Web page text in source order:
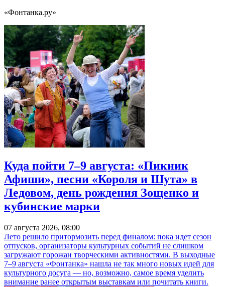
«Фонтанка.ру»
Куда пойти 7–9 августа: «Пикник
Афиши», песни «Короля и Шута» в
Ледовом, день рождения Зощенко и
кубинские марки
07 августа 2026, 08:00
Лето решило притормозить перед финалом: пока идет сезон
отпусков, организаторы культурных событий не слишком
загружают горожан творческими активностями. В выходные
7–9 августа «Фонтанка» нашла не так много новых идей для
культурного досуга — но, возможно, самое время уделить
внимание ранее открытым выставкам или почитать книги.